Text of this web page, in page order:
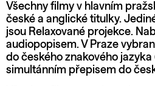
Všechny filmy v hlavním
české a anglické titulky.
jsou Relaxované projekce.
audiopopisem. V Praze
do českého znakového
simultánním přepisem do